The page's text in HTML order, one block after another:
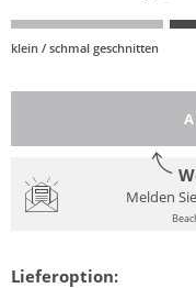
klein / schmal geschnitten
Melden
Lieferoption: